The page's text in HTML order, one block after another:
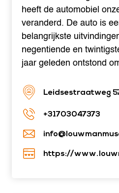
heeft de automobiel
veranderd. De auto is
belangrijkste
negentiende en
jaar geleden ontstond
Leidsestraatweg
+31703047373
https://